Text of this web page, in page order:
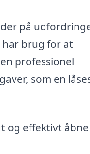
på
har brug for at
professionel
som en
og effektivt åbne